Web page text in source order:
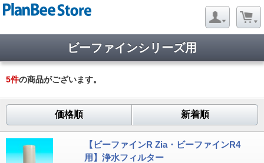
ビーファインシリーズ用
5件の商品がございます。
価格順 新着順
【ビーファインR Zia・ビーファインR4
用】浄水フィルター